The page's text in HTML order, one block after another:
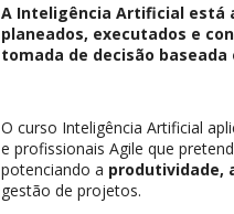
A Inteligência Artificial está
planeados, executados e
tomada de decisão baseada
O curso Inteligência Artificial
e profissionais Agile que
potenciando a produtividade,
gestão de projetos.